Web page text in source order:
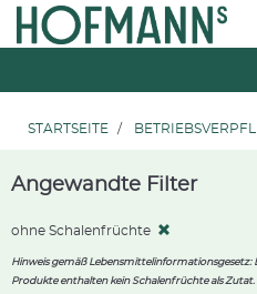
Zum
Inhalt
Zum
Navigationsmenü
STARTSEITE
Angewandte Filter
ohne Schalenfrüchte
Hinweis gemäß Lebensmittelinformationsgesetz:
Produkte enthalten kein Schalenfrüchte als Zutat.